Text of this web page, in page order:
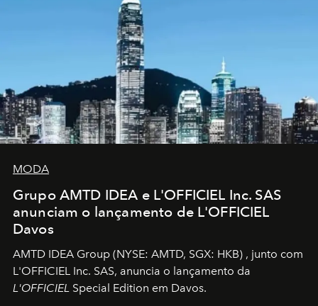
MODA
Grupo AMTD IDEA e L'OFFICIEL Inc. SAS
anunciam o lançamento de L'OFFICIEL
Davos
AMTD IDEA Group (NYSE: AMTD, SGX: HKB) , junto com
L'OFFICIEL Inc. SAS, anuncia o lançamento da
L'OFFICIEL Special Edition em Davos.